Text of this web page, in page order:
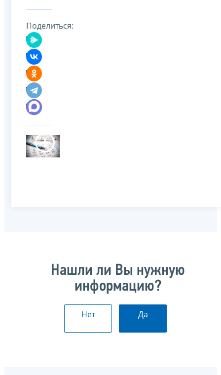
Поделиться:
Нашли ли Вы нужную
информацию?
Нет Да